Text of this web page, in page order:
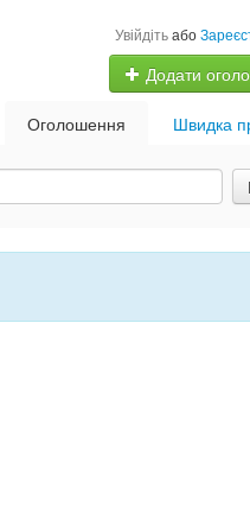
Увійдітьабо
Додати
Швидка
Оголошення